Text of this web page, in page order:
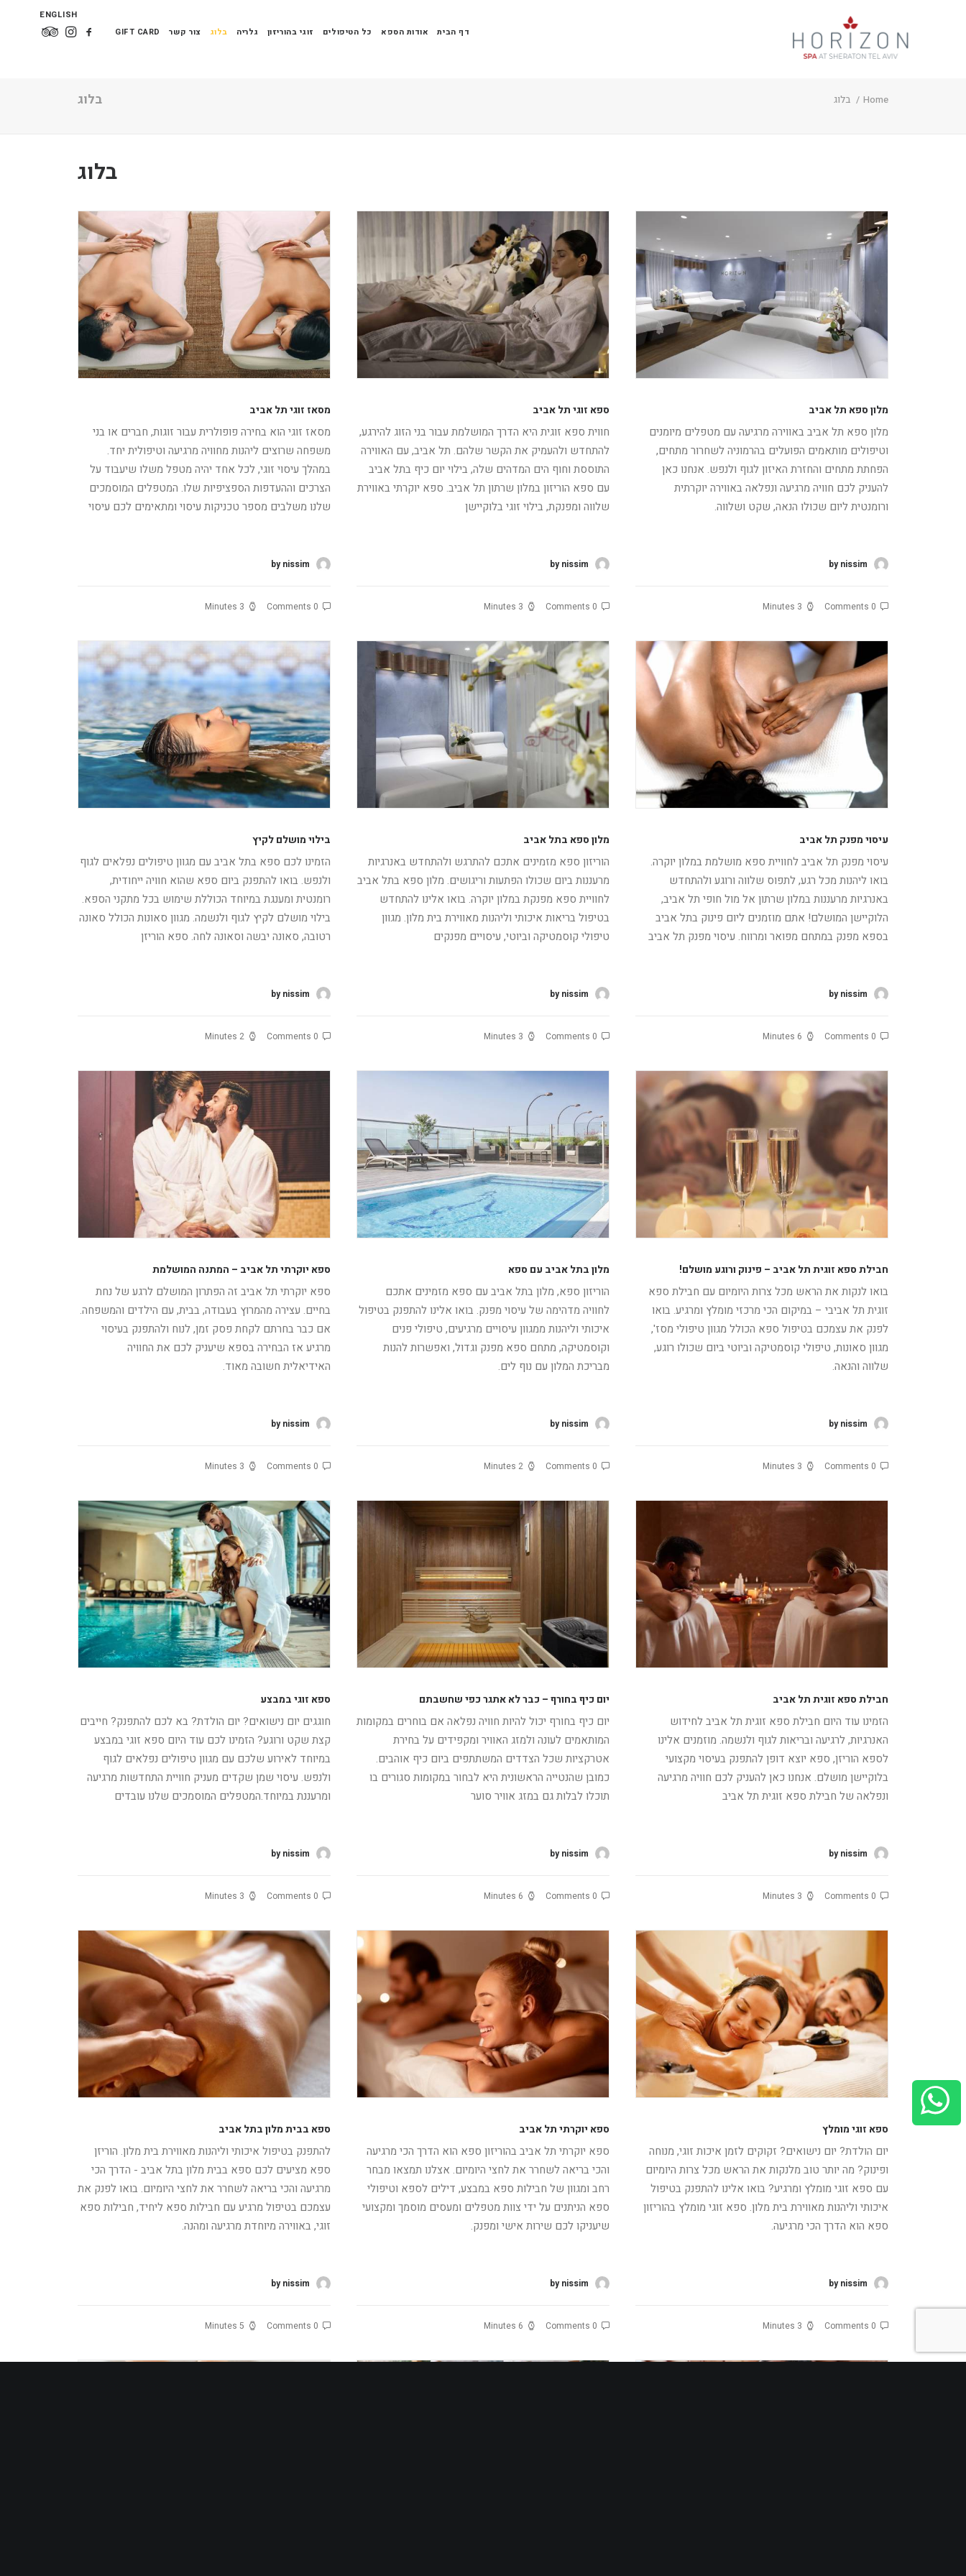
דף הבית אודות הספא כל הטיפולים זוגי בהוריזון גלריה בלוג צור קשר GIFT CARD
ENGLISH
בלוג Home בלוג
בלוג
מלון ספא תל אביב
מלון ספא תל אביב באווירה מרגיעה עם מטפלים מיומנים
וטיפולים מותאמים הפועלים בהרמוניה לשחרור מתחים,
הפחתת מתחים והחזרת האיזון לגוף ולנפש. אנחנו כאן
להעניק לכם חוויה מרגיעה ונפלאה באווירה יוקרתית
ורומנטית ליום שכולו הנאה, שקט ושלווה.
by nissim
0 Comments
3 Minutes
ספא זוגי תל אביב
חווית ספא זוגית היא הדרך המושלמת עבור בני הזוג להירגע,
להתחדש ולהעמיק את הקשר שלהם. תל אביב, עם האווירה
התוססת וחוף הים המדהים שלה, בילוי יום כיף בתל אביב
עם ספא הוריזון במלון שרתון תל אביב. ספא יוקרתי באווירת
שלווה ומפנקת, בילוי זוגי בלוקיישן
by nissim
0 Comments
3 Minutes
מסאז זוגי תל אביב
מסאז זוגי הוא בחירה פופולרית עבור זוגות, חברים או בני
משפחה שרוצים ליהנות מחוויה מרגיעה וטיפולית יחד.
במהלך עיסוי זוגי, לכל אחד יהיה מטפל משלו שיעבוד על
הצרכים וההעדפות הספציפיות שלו. המטפלים המוסמכים
שלנו משלבים מספר טכניקות עיסוי ומתאימים לכם עיסוי
by nissim
0 Comments
3 Minutes
עיסוי מפנק תל אביב
עיסוי מפנק תל אביב לחוויית ספא מושלמת במלון יוקרה.
בואו ליהנות מכל רגע, לתפוס שלווה ורוגע ולהתחדש
באנרגיות מרעננות במלון שרתון אל מול חופי תל אביב,
הלוקיישן המושלם! אתם מוזמנים ליום פינוק בתל אביב
בספא מפנק במתחם מפואר ומרווח. עיסוי מפנק תל אביב
by nissim
0 Comments
6 Minutes
מלון ספא בתל אביב
הוריזון ספא מזמינים אתכם להתרגש ולהתחדש באנרגיות
מרעננות ביום שכולו הפתעות וריגושים. מלון ספא בתל אביב
לחוויית ספא מפנקת במלון יוקרה. בואו אלינו להתחדש
בטיפול בריאות איכותי וליהנות מאווירת בית מלון. מגוון
טיפולי קוסמטיקה וביוטי, עיסויים מפנקים
by nissim
0 Comments
3 Minutes
בילוי מושלם לקיץ
הזמינו לכם ספא בתל אביב עם מגוון טיפולים נפלאים לגוף
ולנפש. בואו להתפנק ביום ספא שהוא חוויה ייחודית,
רומנטית ומענגת במיוחד הכוללת שימוש בכל מתקני הספא.
בילוי מושלם לקיץ לגוף ולנשמה. מגוון סאונות הכולל סאונה
רטובה, סאונה יבשה וסאונה לחה. ספא הוריזן
by nissim
0 Comments
2 Minutes
חבילת ספא זוגית תל אביב – פינוק ורוגע מושלם!
בואו לנקות את הראש מכל צרות היומיום עם חבילת ספא
זוגית תל אביבי – במיקום הכי מרכזי מומלץ ומרגיע. בואו
לפנק את עצמכם בטיפול ספא הכולל מגוון טיפולי מסז',
מגוון סאונות, טיפולי קוסמטיקה וביוטי ביום שכולו רוגע,
שלווה והנאה.
by nissim
0 Comments
3 Minutes
מלון בתל אביב עם ספא
הוריזון ספא, מלון בתל אביב עם ספא מזמינים אתכם
לחוויה מדהימה של עיסוי מפנק. בואו אלינו להתפנק בטיפול
איכותי וליהנות ממגוון עיסויים מרגיעים, טיפולי פנים
וקוסמטיקה, מתחם ספא מפנק וגדול, ואפשרות להנות
מבריכת המלון עם נוף לים.
by nissim
0 Comments
2 Minutes
ספא יוקרתי תל אביב – המתנה המושלמת
ספא יוקרתי תל אביב זה הפתרון המושלם לרגע של נחת
בחיים. עצירה מהמרוץ בעבודה, בבית, עם הילדים והמשפחה.
אם כבר בחרתם לקחת פסק זמן, לנוח ולהתפנק בעיסוי
מרגיע אז הבחירה בספא שיעניק לכם את החוויה
האידיאלית חשובה מאוד.
by nissim
0 Comments
3 Minutes
חבילת ספא זוגית תל אביב
הזמינו עוד היום חבילת ספא זוגית תל אביב לחידוש
האנרגיות, לרגיעה ובריאות לגוף ולנשמה. מוזמנים אלינו
לספא הוריזן, ספא יוצא דופן להתפנק בעיסוי מקצועי
בלוקיישן מושלם. אנחנו כאן להעניק לכם חוויה מרגיעה
ונפלאה של חבילת ספא זוגית תל אביב
by nissim
0 Comments
3 Minutes
יום כיף בחורף – כבר לא אתגר כפי שחשבתם
יום כיף בחורף יכול להיות חוויה נפלאה אם בוחרים במקומות
המותאמים לעונה ולמזג האוויר ומקפידים על בחירת
אטרקציות שכל הצדדים המשתתפים ביום כיף אוהבים.
כמובן שהנטייה הראשונית היא לבחור במקומות סגורים בו
תוכלו לבלות גם במזג אוויר סוער
by nissim
0 Comments
6 Minutes
ספא זוגי במבצע
חוגגים יום נישואים? יום הולדת? בא לכם להתפנק? חייבים
קצת שקט ורוגע? הזמינו לכם עוד היום ספא זוגי במבצע
במיוחד לאירוע שלכם עם מגוון טיפולים נפלאים לגוף
ולנפש. עיסוי שמן שקדים מעניק חוויית התחדשות מרגיעה
ומרעננת במיוחד.המטפלים המוסמכים שלנו עובדים
by nissim
0 Comments
3 Minutes
ספא זוגי מומלץ
יום הולדת? יום נישואים? זקוקים לזמן איכות זוגי, מנוחה
ופינוק? מה יותר טוב מלנקות את הראש מכל צרות היומיום
עם ספא זוגי מומלץ ומרגיע? בואו אלינו להתפנק בטיפול
איכותי וליהנות מאווירת בית מלון. ספא זוגי מומלץ בהוריזון
ספא הוא הדרך הכי מרגיעה.
by nissim
0 Comments
3 Minutes
ספא יוקרתי תל אביב
ספא יוקרתי תל אביב בהוריזון ספא הוא הדרך הכי מרגיעה
והכי בריאה לשחרר את לחצי היומיום. אצלנו תמצאו מבחר
רחב ומגוון של חבילות ספא במבצע, דילים לספא וטיפולי
ספא הניתנים על ידי צוות מטפלים ומעסים מוסמך ומקצועי
שיעניקו לכם שירות אישי ומפנק.
by nissim
0 Comments
6 Minutes
ספא בבית מלון בתל אביב
להתפנק בטיפול איכותי וליהנות מאווירת בית מלון. הוריזן
ספא מציעים לכם ספא בבית מלון בתל אביב - הדרך הכי
מרגיעה והכי בריאה לשחרר את לחצי היומיום. בואו לפנק את
עצמכם בטיפול מרגיע עם חבילות ספא ליחיד, חבילות ספא
זוגי, באווירה מיוחדת מרגיעה ומהנה.
by nissim
0 Comments
5 Minutes